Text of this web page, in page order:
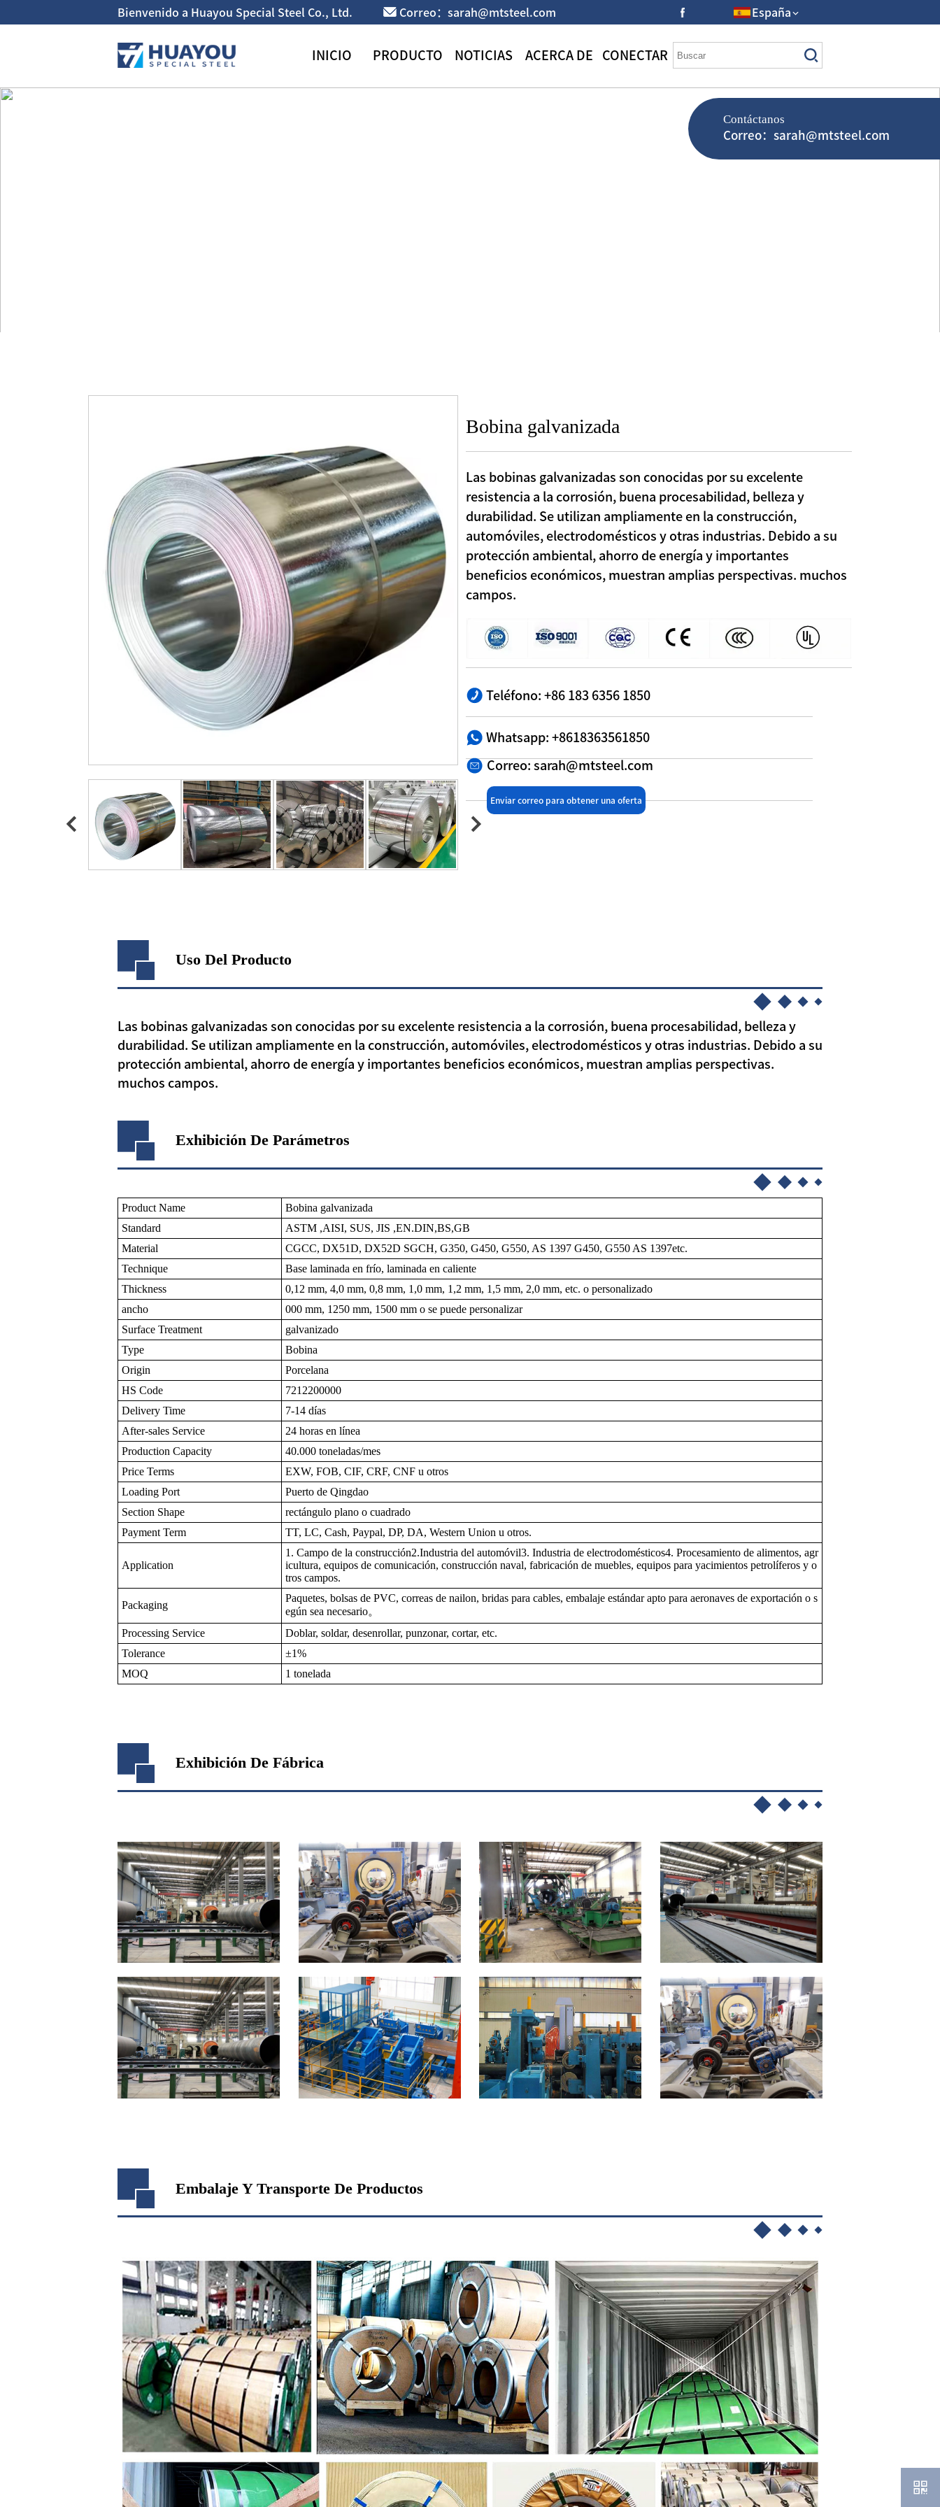
Bienvenido a Huayou Special Steel Co., Ltd. Correo：sarah@mtsteel.com España
INICIO PRODUCTO NOTICIAS ACERCA DE CONECTAR
Contáctanos
Correo：sarah@mtsteel.com
Bobina galvanizada
Las bobinas galvanizadas son conocidas por su excelente
resistencia a la corrosión, buena procesabilidad, belleza y
durabilidad. Se utilizan ampliamente en la construcción,
automóviles, electrodomésticos y otras industrias. Debido a su
protección ambiental, ahorro de energía y importantes
beneficios económicos, muestran amplias perspectivas. muchos
campos.
Teléfono: +86 183 6356 1850
Whatsapp: +8618363561850
Correo: sarah@mtsteel.com
Enviar correo para obtener una oferta
Uso Del Producto
Las bobinas galvanizadas son conocidas por su excelente resistencia a la corrosión, buena procesabilidad, belleza y
durabilidad. Se utilizan ampliamente en la construcción, automóviles, electrodomésticos y otras industrias. Debido a su
protección ambiental, ahorro de energía y importantes beneficios económicos, muestran amplias perspectivas.
muchos campos.
Exhibición De Parámetros
Product Name
Bobina galvanizada
Standard
ASTM ,AISI, SUS, JIS ,EN.DIN,BS,GB
Material
CGCC, DX51D, DX52D SGCH, G350, G450, G550, AS 1397 G450, G550 AS 1397etc.
Technique
Base laminada en frío, laminada en caliente
Thickness
0,12 mm, 4,0 mm, 0,8 mm, 1,0 mm, 1,2 mm, 1,5 mm, 2,0 mm, etc. o personalizado
ancho
000 mm, 1250 mm, 1500 mm o se puede personalizar
Surface Treatment
galvanizado
Type
Bobina
Origin
Porcelana
HS Code
7212200000
Delivery Time
7-14 días
After-sales Service
24 horas en línea
Production Capacity
40.000 toneladas/mes
Price Terms
EXW, FOB, CIF, CRF, CNF u otros
Loading Port
Puerto de Qingdao
Section Shape
rectángulo plano o cuadrado
Payment Term
TT, LC, Cash, Paypal, DP, DA, Western Union u otros.
Application
1. Campo de la construcción2.Industria del automóvil3. Industria de electrodomésticos4. Procesamiento de alimentos, agr
icultura, equipos de comunicación, construcción naval, fabricación de muebles, equipos para yacimientos petrolíferos y o
tros campos.
Packaging
Paquetes, bolsas de PVC, correas de nailon, bridas para cables, embalaje estándar apto para aeronaves de exportación o s
egún sea necesario。
Processing Service
Doblar, soldar, desenrollar, punzonar, cortar, etc.
Tolerance
±1%
MOQ
1 tonelada
Exhibición De Fábrica
Embalaje Y Transporte De Productos